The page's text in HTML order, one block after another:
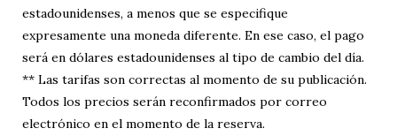
estadounidenses, a menos que se especifique
expresamente una moneda diferente. En ese caso, el pago
será en dólares estadounidenses al tipo de cambio del día.
** Las tarifas son correctas al momento de su publicación.
Todos los precios serán reconfirmados por correo
electrónico en el momento de la reserva.